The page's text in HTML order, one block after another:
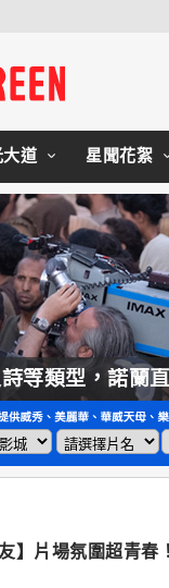
道 星聞花絮
等類型，諾蘭
】片場氛圍超青